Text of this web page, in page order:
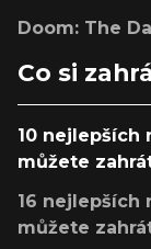
Doom: The
Co si
10 nejlepších
můžete
16 nejlepších
můžete